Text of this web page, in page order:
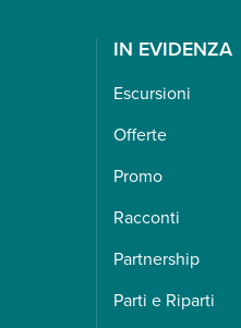
IN EVIDENZA
Escursioni
Offerte
Promo
Racconti
Partnership
Parti e Riparti